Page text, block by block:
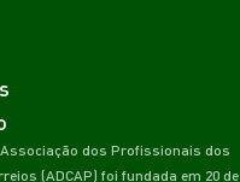
dos Profissionais dos
(ADCAP) foi fundada em 20 de